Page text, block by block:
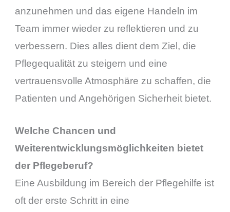
anzunehmen und das eigene Handeln im
Team immer wieder zu reflektieren und zu
verbessern. Dies alles dient dem Ziel, die
Pflegequalität zu steigern und eine
vertrauensvolle Atmosphäre zu schaffen, die
Patienten und Angehörigen Sicherheit bietet.
Welche Chancen und
Weiterentwicklungsmöglichkeiten bietet
der Pflegeberuf?
Eine Ausbildung im Bereich der Pflegehilfe ist
oft der erste Schritt in eine